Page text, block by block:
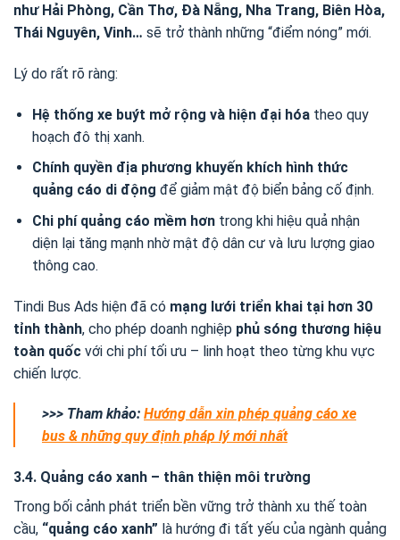
như Hải Phòng, Cần Thơ, Đà Nẵng, Nha Trang, Biên Hòa,
Thái Nguyên, Vinh… sẽ trở thành những “điểm nóng” mới.
Lý do rất rõ ràng:
Hệ thống xe buýt mở rộng và hiện đại hóatheo quy
hoạch đô thị xanh.
Chính quyền địa phương khuyến khích hình thức
quảng cáo di động để giảm mật độ biển bảng cố định.
Chi phí quảng cáo mềm hơntrong khi hiệu quả nhận
diện lại tăng mạnh nhờ mật độ dân cư và lưu lượng giao
thông cao.
Tindi Bus Ads hiện đã có mạng lưới triển khai tại hơn 30
tỉnh thành, cho phép doanh nghiệp phủ sóng thương hiệu
toàn quốc với chi phí tối ưu – linh hoạt theo từng khu vực
chiến lược.
>>> Tham khảo: Hướng dẫn xin phép quảng cáo xe
bus & những quy định pháp lý mới nhất
3.4. Quảng cáo xanh – thân thiện môi trường
Trong bối cảnh phát triển bền vững trở thành xu thế toàn
cầu, “quảng cáo xanh” là hướng đi tất yếu của ngành quảng